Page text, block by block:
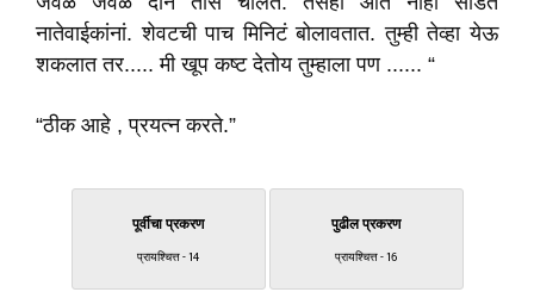
नातेवाईकांनां. शेवटची पाच मिनिटं बोलावतात. तुम्ही तेव्हा येऊ
शकलात तर..... मी खूप कष्ट देतोय तुम्हाला पण ...... “
“ठीक आहे , प्रयत्न करते.”
पूर्वीचा प्रकरण
प्रायश्चित्त - 14
पुढील प्रकरण
प्रायश्चित्त - 16